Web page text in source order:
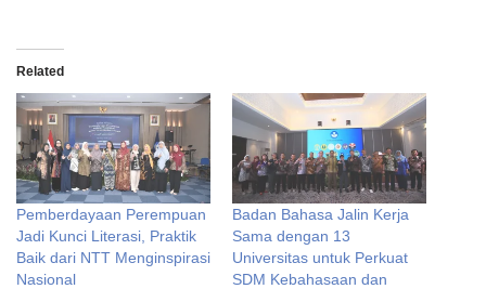
Related
Pemberdayaan Perempuan
Jadi Kunci Literasi, Praktik
Baik dari NTT Menginspirasi
Nasional
Badan Bahasa Jalin Kerja
Sama dengan 13
Universitas untuk Perkuat
SDM Kebahasaan dan